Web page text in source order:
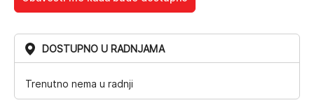
DOSTUPNO U RADNJAMA
Trenutno nema u radnji